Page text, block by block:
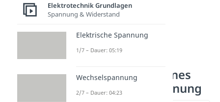
Grenzfrequenz eines
Tiefpasses 1. Ordnung
Elektrotechnik Grundlagen
Spannung & Widerstand
Elektrische Spannung
1/7 – Dauer: 05:19
Wechselspannung
2/7 – Dauer: 04:23